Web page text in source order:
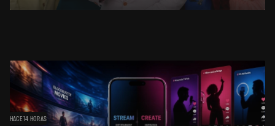
HACE 14 HORAS